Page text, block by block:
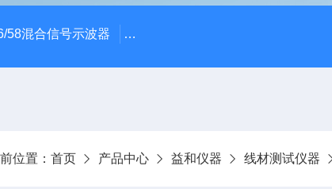
58混合信号示波器 ME045/ME085/ME150PCB TDR特
位置： 首页 产品中心 益和仪器 线材测试仪器